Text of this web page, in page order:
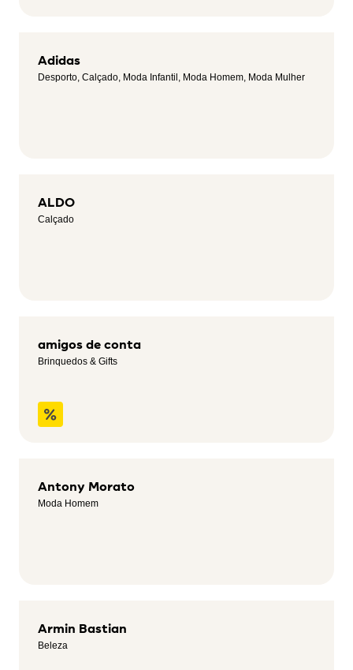
Adidas
Desporto, Calçado, Moda Infantil, Moda Homem, Moda Mulher
ALDO
Calçado
amigos de conta
Brinquedos & Gifts
Antony Morato
Moda Homem
Armin Bastian
Beleza